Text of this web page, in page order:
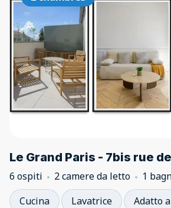
Le Grand Paris - 7bis rue
6 ospiti 2 camere da letto
1
Cucina
Lavatrice Adatto